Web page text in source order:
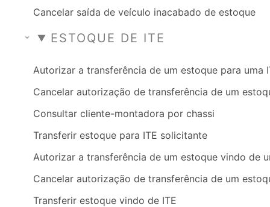
Cancelar saída de veículo inacabado de estoque
ESTOQUE DE ITE
Autorizar a transferência de um estoque para uma
Cancelar autorização de transferência de um
Consultar cliente-montadora por chassi
Transferir estoque para ITE solicitante
Autorizar a transferência de um estoque vindo de
Cancelar autorização de transferência de um
Transferir estoque vindo de ITE